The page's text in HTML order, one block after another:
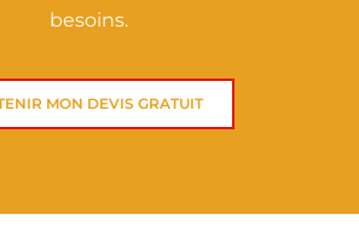
besoins.
MON DEVIS GRATUIT